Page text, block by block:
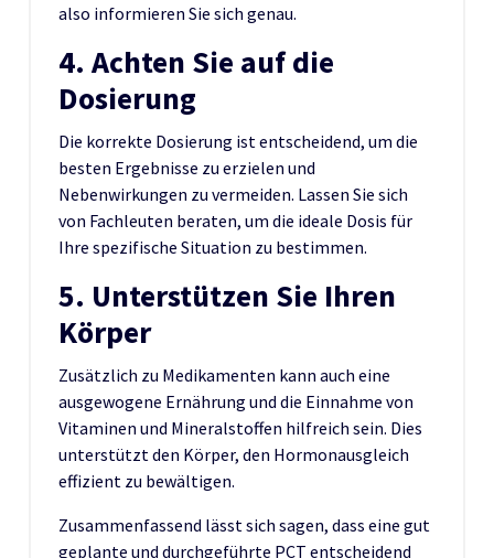
also informieren Sie sich genau.
4. Achten Sie auf die
Dosierung
Die korrekte Dosierung ist entscheidend, um die
besten Ergebnisse zu erzielen und
Nebenwirkungen zu vermeiden. Lassen Sie sich
von Fachleuten beraten, um die ideale Dosis für
Ihre spezifische Situation zu bestimmen.
5. Unterstützen Sie Ihren
Körper
Zusätzlich zu Medikamenten kann auch eine
ausgewogene Ernährung und die Einnahme von
Vitaminen und Mineralstoffen hilfreich sein. Dies
unterstützt den Körper, den Hormonausgleich
effizient zu bewältigen.
Zusammenfassend lässt sich sagen, dass eine gut
geplante und durchgeführte PCT entscheidend